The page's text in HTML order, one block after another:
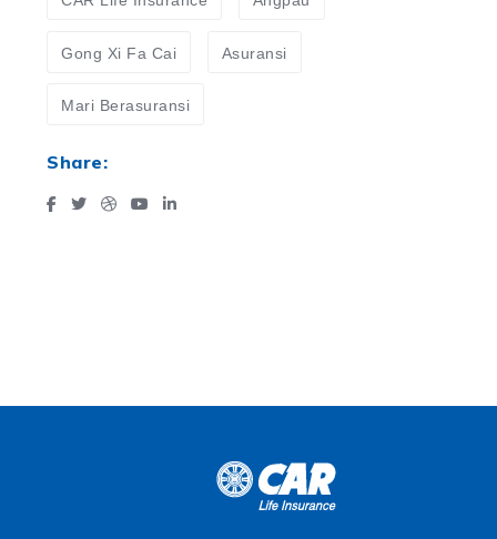
Gong Xi Fa Cai Asuransi
Mari Berasuransi
Share: